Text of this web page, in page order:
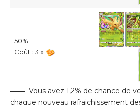
50%
Coût : 3 x
Vous avez 1,2% de chance de
chaque nouveau rafraichissement